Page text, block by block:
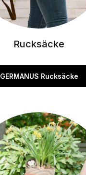
Rucksäcke
GERMANUS Rucksäcke